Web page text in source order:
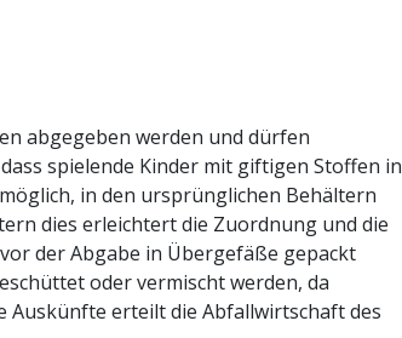
abgegeben werden und dürfen
spielende Kinder mit giftigen Stoffen in
in den ursprünglichen Behältern
dies erleichtert die Zuordnung und die
der Abgabe in Übergefäße gepackt
oder vermischt werden, da
Auskünfte erteilt die Abfallwirtschaft des